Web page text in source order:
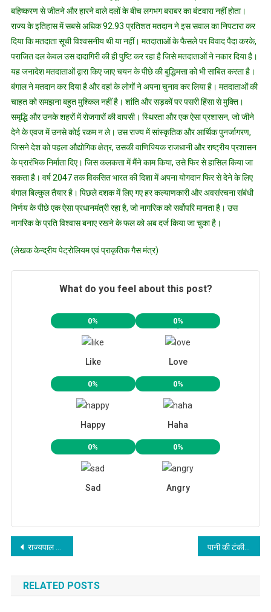
बहिष्करण से जीतने और हारने वाले दलों के बीच लगभग बराबर का बंटवारा नहीं होता।
राज्य के इतिहास में सबसे अधिक 92.93 प्रतिशत मतदान ने इस सवाल का निपटारा कर
दिया कि मतदाता सूची विश्वसनीय थी या नहीं। मतदाताओं के फैसले पर विवाद पैदा करके,
पराजित दल केवल उस दादागिरी की ही पुष्टि कर रहा है जिसे मतदाताओं ने नकार दिया है।
यह जनादेश मतदाताओं द्वारा किए जाए चयन के पीछे की बुद्धिमत्ता को भी साबित करता है।
बंगाल ने मतदान कर दिया है और वहां के लोगों ने अपना चुनाव कर लिया है। मतदाताओं की
चाहत को समझना बहुत मुश्किल नहीं है। शांति और सड़कों पर पसरी हिंसा से मुक्ति।
समृद्धि और उनके शहरों में रोजगारों की वापसी। स्थिरता और एक ऐसा प्रशासन, जो जीने
देने के एवज में उनसे कोई रकम न ले। उस राज्य में सांस्कृतिक और आर्थिक पुनर्जागरण,
जिसने देश को पहला औद्योगिक क्षेत्र, उसकी वाणिज्यिक राजधानी और राष्ट्रीय प्रशासन
के प्रारंभिक निर्माता दिए। जिस कलकत्ता में मैंने काम किया, उसे फिर से हासिल किया जा
सकता है। वर्ष 2047 तक विकसित भारत की दिशा में अपना योगदान फिर से देने के लिए
बंगाल बिल्कुल तैयार है। पिछले दशक में लिए गए हर कल्याणकारी और अवसंरचना संबंधी
निर्णय के पीछे एक ऐसा प्रधानमंत्री रहा है, जो नागरिक को सर्वोपरि मानता है। उस
नागरिक के प्रति विश्वास बनाए रखने के फल को अब दर्ज किया जा चुका है।
(लेखक केन्द्रीय पेट्रोलियम एवं प्राकृतिक गैस मंत्र)
What do you feel about this post?
0%
Like
0%
Love
0%
Happy
0%
Haha
0%
Sad
0%
Angry
Post
navigation
राज्यपाल ने किए बदरीनाथ और केदारनाथ धाम के दर्शन, मास्टर प्लान के कार्यों का भी लिया जायजा पानी की टंकी पर चढ़ी नर्स 31 घंटे बाद भी नहीं उतरीं, अंतर्राष्ट्रीय नर्स दिवस पर बेरोजगार नर्सिंग का धरना जारी
RELATED POSTS